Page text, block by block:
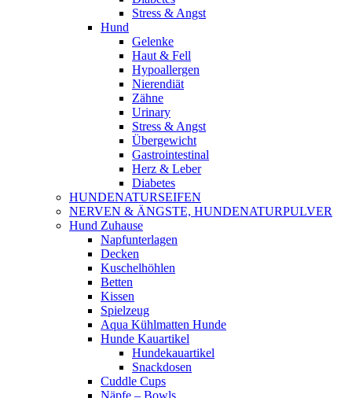
Stress & Angst
Hund
Gelenke
Haut & Fell
Hypoallergen
Nierendiät
Zähne
Urinary
Stress & Angst
Übergewicht
Gastrointestinal
Herz & Leber
Diabetes
HUNDENATURSEIFEN
NERVEN & ÄNGSTE, HUNDENATURPULVER
Hund Zuhause
Napfunterlagen
Decken
Kuschelhöhlen
Betten
Kissen
Spielzeug
Aqua Kühlmatten Hunde
Hunde Kauartikel
Hundekauartikel
Snackdosen
Cuddle Cups
Näpfe – Bowls